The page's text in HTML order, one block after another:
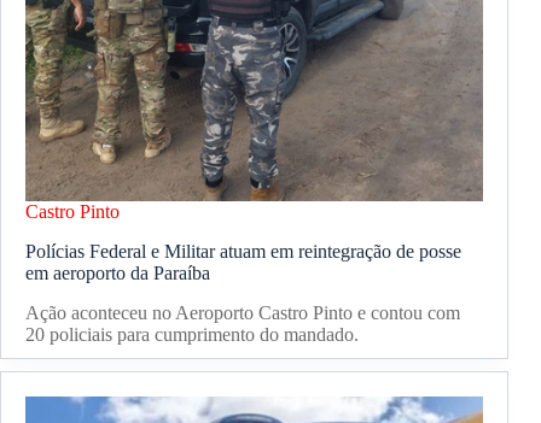
Castro Pinto
Polícias Federal e Militar atuam em reintegração de posse
em aeroporto da Paraíba
Ação aconteceu no Aeroporto Castro Pinto e contou com
20 policiais para cumprimento do mandado.